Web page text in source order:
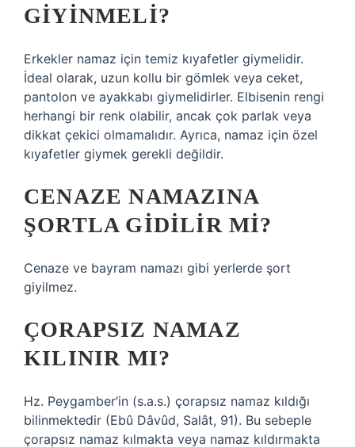
GIYINMELI?
Erkekler namaz için temiz kıyafetler giymelidir.
İdeal olarak, uzun kollu bir gömlek veya ceket,
pantolon ve ayakkabı giymelidirler. Elbisenin rengi
herhangi bir renk olabilir, ancak çok parlak veya
dikkat çekici olmamalıdır. Ayrıca, namaz için özel
kıyafetler giymek gerekli değildir.
CENAZE NAMAZINA
ŞORTLA GIDILIR MI?
Cenaze ve bayram namazı gibi yerlerde şort
giyilmez.
ÇORAPSIZ NAMAZ
KILINIR MI?
Hz. Peygamber’in (s.a.s.) çorapsız namaz kıldığı
bilinmektedir (Ebû Dâvûd, Salât, 91). Bu sebeple
çorapsız namaz kılmakta veya namaz kıldırmakta